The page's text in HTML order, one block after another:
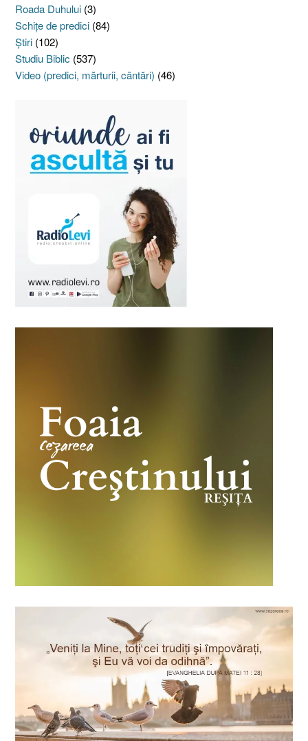
Roada Duhului (3)
Schiţe de predici (84)
Ştiri (102)
Studiu Biblic (537)
Video (predici, mărturii, cântări) (46)